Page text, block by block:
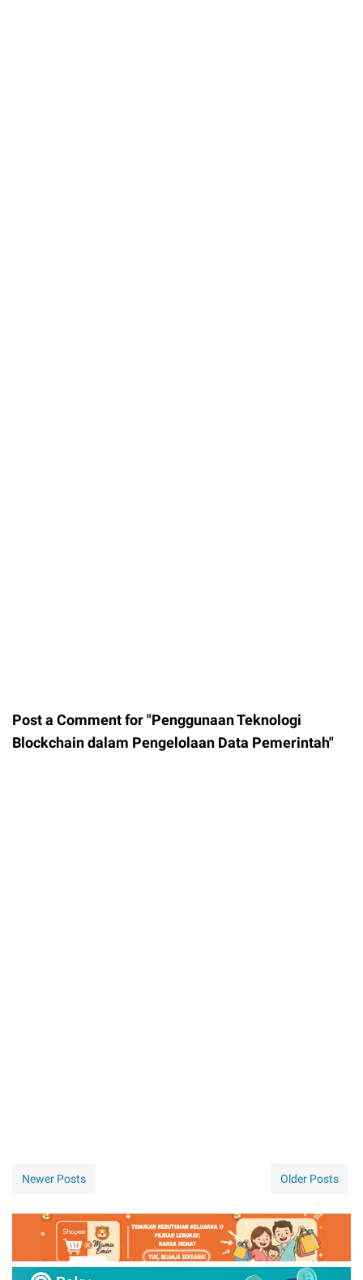
Post a Comment for "Penggunaan Teknologi
Blockchain dalam Pengelolaan Data Pemerintah"
Newer Posts Older Posts